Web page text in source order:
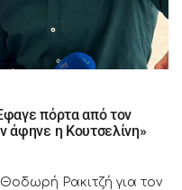
πόρτα από τον
άφηνε η Κουτσελίνη»
Ρακιτζή για τον